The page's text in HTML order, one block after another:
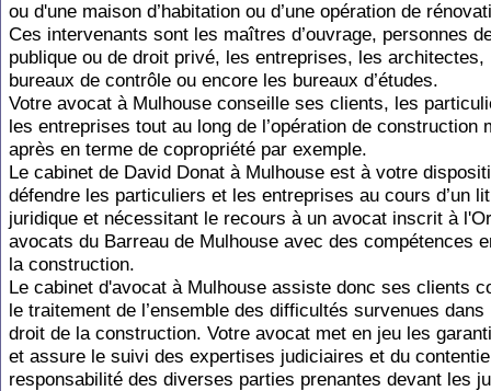
ou d'une maison d’habitation ou d’une opération de
Ces intervenants sont les maîtres d’ouvrage, personnes
publique ou de droit privé, les entreprises, les architectes,
bureaux de contrôle ou encore les bureaux d’études.
Votre avocat à Mulhouse conseille ses clients, les
les entreprises tout au long de l’opération de construction
après en terme de copropriété par exemple.
Le cabinet de David Donat à Mulhouse est à votre
défendre les particuliers et les entreprises au cours d’un
juridique et nécessitant le recours à un avocat inscrit à
avocats du Barreau de Mulhouse avec des compétences
la construction.
Le cabinet d'avocat à Mulhouse assiste donc ses clients
le traitement de l’ensemble des difficultés survenues dans
droit de la construction. Votre avocat met en jeu les
et assure le suivi des expertises judiciaires et du
responsabilité des diverses parties prenantes devant les